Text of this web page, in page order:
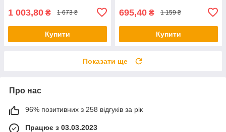
1 003,80 ₴ 1 673 ₴
Купити
695,40 ₴ 1 159 ₴
Купити
Показати ще
Про нас
96% позитивних з 258 відгуків за рік
Працює з 03.03.2023